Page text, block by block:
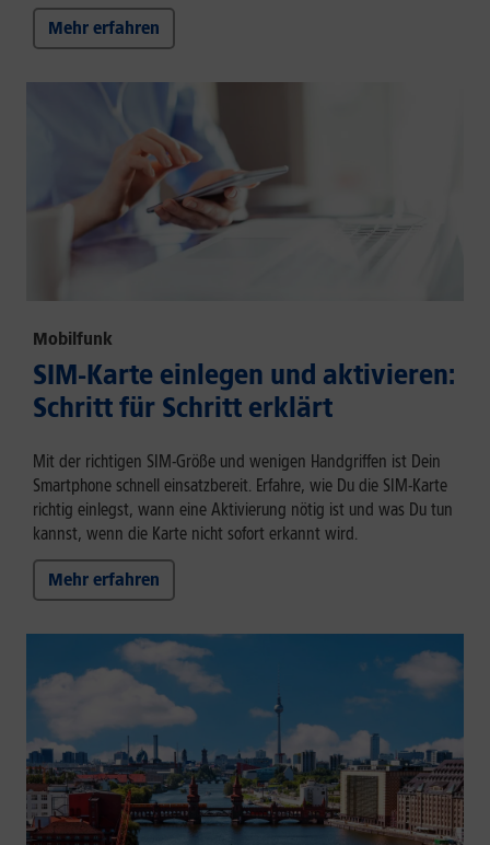
Mehr erfahren
Mobilfunk
SIM-Karte einlegen und aktivieren:
Schritt für Schritt erklärt
Mit der richtigen SIM-Größe und wenigen Handgriffen ist Dein
Smartphone schnell einsatzbereit. Erfahre, wie Du die SIM-Karte
richtig einlegst, wann eine Aktivierung nötig ist und was Du tun
kannst, wenn die Karte nicht sofort erkannt wird.
Mehr erfahren